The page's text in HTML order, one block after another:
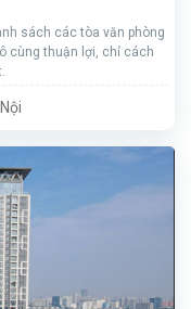
sách các tòa văn phòng
cùng thuận lợi, chỉ cách